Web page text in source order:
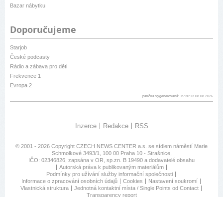
Bazar nábytku
Doporučujeme
Starjob
České podcasty
Rádio a zábava pro děti
Frekvence 1
Evropa 2
patička vygenerovaná: 15:30:13 08.08.2026
Inzerce Redakce RSS
© 2001 - 2026 Copyright CZECH NEWS CENTER a.s. se sídlem náměstí Marie
Schmolkové 3493/1, 100 00 Praha 10 - Strašnice,
IČO: 02346826, zapsána v OR, sp.zn. B 19490 a dodavatelé obsahu
Autorská práva k publikovaným materiálům
Podmínky pro užívání služby informační společnosti
Informace o zpracování osobních údajů
Cookies
Nastavení soukromí
Vlastnická struktura
Jednotná kontaktní místa / Single Points od Contact
Transparency report